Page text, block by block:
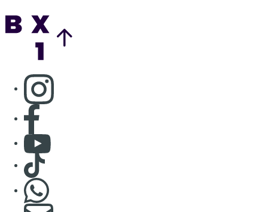
Consulter page Instagram
Consulter page Facebook
Consulter Youtube
Consulter TikTok
S'abonner à notre newsletter